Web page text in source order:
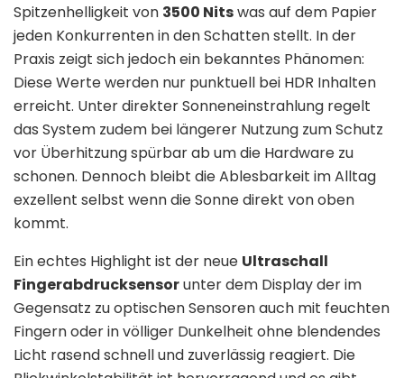
Spitzenhelligkeit von 3500 Nitswas auf dem Papier
jeden Konkurrenten in den Schatten stellt. In der
Praxis zeigt sich jedoch ein bekanntes Phänomen:
Diese Werte werden nur punktuell bei HDR Inhalten
erreicht. Unter direkter Sonneneinstrahlung regelt
das System zudem bei längerer Nutzung zum Schutz
vor Überhitzung spürbar ab um die Hardware zu
schonen. Dennoch bleibt die Ablesbarkeit im Alltag
exzellent selbst wenn die Sonne direkt von oben
kommt.
Ein echtes Highlight ist der neue Ultraschall
Fingerabdrucksensorunter dem Display der im
Gegensatz zu optischen Sensoren auch mit feuchten
Fingern oder in völliger Dunkelheit ohne blendendes
Licht rasend schnell und zuverlässig reagiert. Die